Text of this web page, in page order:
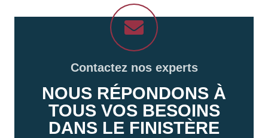
Contactez nos experts
NOUS RÉPONDONS À
TOUS VOS BESOINS
DANS LE FINISTÈRE